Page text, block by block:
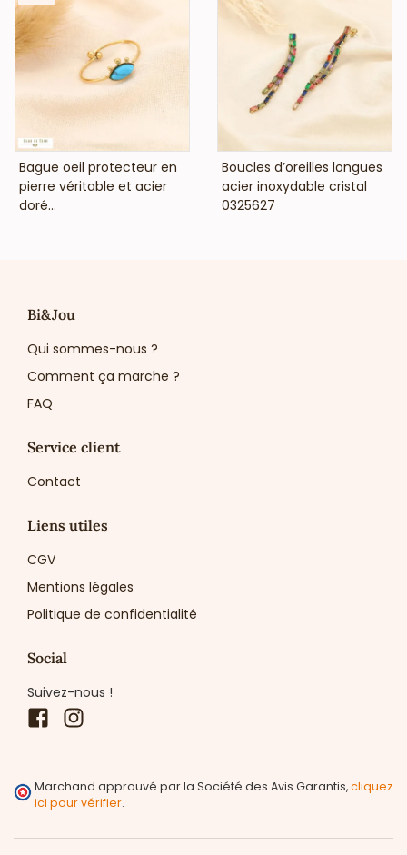
VOIR LE PRIX
Bague oeil protecteur en
pierre véritable et acier
doré...
VOIR LE PRIX
Boucles d’oreilles longues
acier inoxydable cristal
0325627
Bi&Jou
Qui sommes-nous ?
Comment ça marche ?
FAQ
Service client
Contact
Liens utiles
CGV
Mentions légales
Politique de confidentialité
Social
Suivez-nous !
Facebook
Marchand approuvé par la Société des Avis Garantis,cliquez
ici pour vérifier.